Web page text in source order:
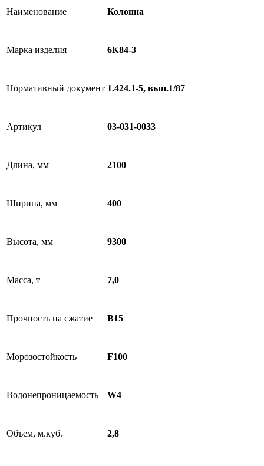
Наименование Колонна
Марка изделия 6К84-3
Нормативный документ 1.424.1-5, вып.1/87
Артикул 03-031-0033
Длина, мм 2100
Ширина, мм 400
Высота, мм 9300
Масса, т 7,0
Прочность на сжатие B15
Морозостойкость F100
Водонепроницаемость W4
Объем, м.куб. 2,8